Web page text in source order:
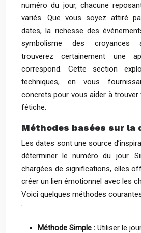
numéro du jour, chacune
variés. Que vous soyez attiré
dates, la richesse des
symbolisme des croyances
trouverez certainement une
correspond. Cette section
techniques, en vous
concrets pour vous aider à
fétiche.
Méthodes basées sur la
Les dates sont une source
déterminer le numéro du jour.
chargées de significations, elles
créer un lien émotionnel avec les
Voici quelques méthodes
:
Méthode Simple : Utiliser le